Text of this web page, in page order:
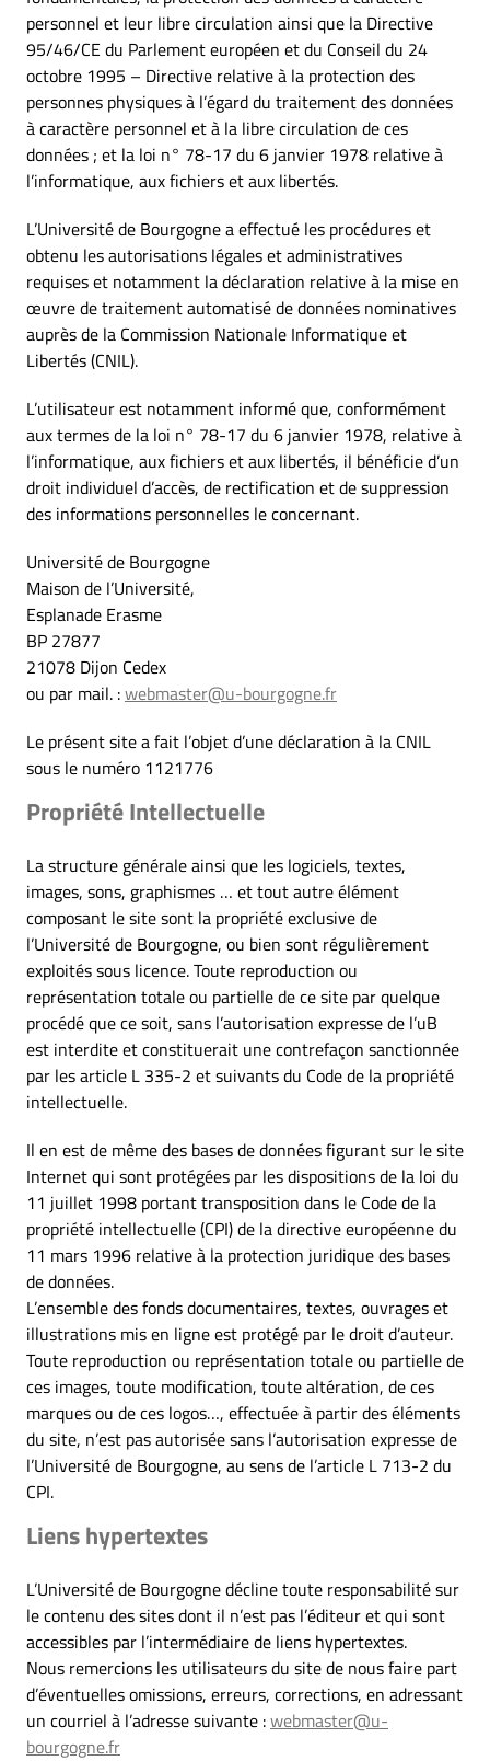
personnel et leur libre circulation ainsi que la Directive
95/46/CE du Parlement européen et du Conseil du 24
octobre 1995 – Directive relative à la protection des
personnes physiques à l’égard du traitement des données
à caractère personnel et à la libre circulation de ces
données ; et la loi n° 78-17 du 6 janvier 1978 relative à
l’informatique, aux fichiers et aux libertés.
L’Université de Bourgogne a effectué les procédures et
obtenu les autorisations légales et administratives
requises et notamment la déclaration relative à la mise en
œuvre de traitement automatisé de données nominatives
auprès de la Commission Nationale Informatique et
Libertés (CNIL).
L’utilisateur est notamment informé que, conformément
aux termes de la loi n° 78-17 du 6 janvier 1978, relative à
l’informatique, aux fichiers et aux libertés, il bénéficie d’un
droit individuel d’accès, de rectification et de suppression
des informations personnelles le concernant.
Université de Bourgogne
Maison de l’Université,
Esplanade Erasme
BP 27877
21078 Dijon Cedex
ou par mail. :webmaster@u-bourgogne.fr
Le présent site a fait l’objet d’une déclaration à la CNIL
sous le numéro 1121776
Propriété Intellectuelle
La structure générale ainsi que les logiciels, textes,
images, sons, graphismes … et tout autre élément
composant le site sont la propriété exclusive de
l’Université de Bourgogne, ou bien sont régulièrement
exploités sous licence. Toute reproduction ou
représentation totale ou partielle de ce site par quelque
procédé que ce soit, sans l’autorisation expresse de l’uB
est interdite et constituerait une contrefaçon sanctionnée
par les article L 335-2 et suivants du Code de la propriété
intellectuelle.
Il en est de même des bases de données figurant sur le site
Internet qui sont protégées par les dispositions de la loi du
11 juillet 1998 portant transposition dans le Code de la
propriété intellectuelle (CPI) de la directive européenne du
11 mars 1996 relative à la protection juridique des bases
de données.
L’ensemble des fonds documentaires, textes, ouvrages et
illustrations mis en ligne est protégé par le droit d’auteur.
Toute reproduction ou représentation totale ou partielle de
ces images, toute modification, toute altération, de ces
marques ou de ces logos…, effectuée à partir des éléments
du site, n’est pas autorisée sans l’autorisation expresse de
l’Université de Bourgogne, au sens de l’article L 713-2 du
CPI.
Liens hypertextes
L’Université de Bourgogne décline toute responsabilité sur
le contenu des sites dont il n’est pas l’éditeur et qui sont
accessibles par l’intermédiaire de liens hypertextes.
Nous remercions les utilisateurs du site de nous faire part
d’éventuelles omissions, erreurs, corrections, en adressant
un courriel à l’adresse suivante :webmaster@u-
bourgogne.fr